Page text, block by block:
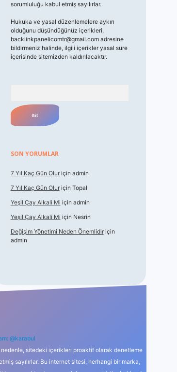
sorumluluğu kabul etmiş sayılırlar.
Hukuka ve yasal düzenlemelere aykırı
olduğunu düşündüğünüz içerikleri,
backlinkpanelicomtr@gmail.comadresine
bildirmeniz halinde, ilgili içerikler yasal süre
içerisinde sitemizden kaldırılacaktır.
SON YORUMLAR
7 Yıl Kaç Gün Oluriçin admin
7 Yıl Kaç Gün Oluriçin Topal
Yeşil Çay Alkali Mi için admin
Yeşil Çay Alkali Mi için Nesrin
Değişim Yönetimi Neden Önemlidiriçin
admin
@karabul
nedenle, sitedeki içerikleri proaktif olarak denetleme
sayılırlar. Bu internet sitesi, herhangi bir marka,